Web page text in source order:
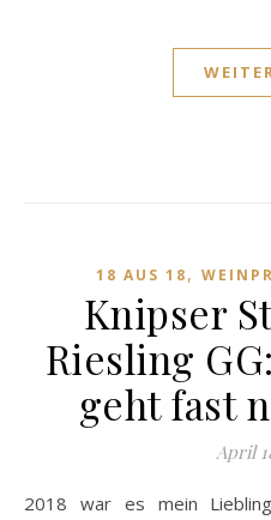
18 AUS 18,
Knipser
Riesling
geht fast
April
2018 war es mein Lieblings-Riesling. Ich mag einfach